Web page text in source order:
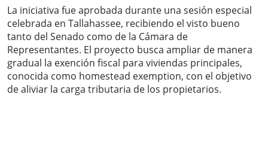
La iniciativa fue aprobada durante una sesión especial
celebrada en Tallahassee, recibiendo el visto bueno
tanto del Senado como de la Cámara de
Representantes. El proyecto busca ampliar de manera
gradual la exención fiscal para viviendas principales,
conocida como homestead exemption, con el objetivo
de aliviar la carga tributaria de los propietarios.